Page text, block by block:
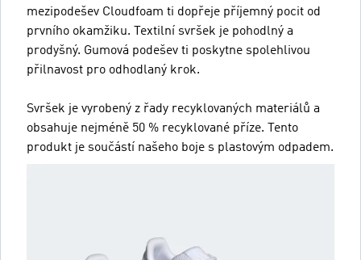
mezipodešev Cloudfoam ti dopřeje příjemný pocit od
prvního okamžiku. Textilní svršek je pohodlný a
prodyšný. Gumová podešev ti poskytne spolehlivou
přilnavost pro odhodlaný krok.
Svršek je vyrobený z řady recyklovaných materiálů a
obsahuje nejméně 50 % recyklované příze. Tento
produkt je součástí našeho boje s plastovým odpadem.